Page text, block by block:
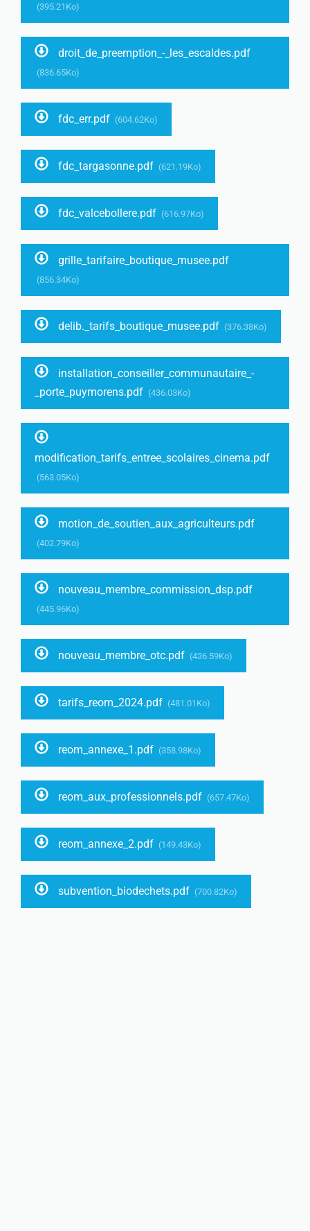
(395.21Ko)
droit_de_preemption_-_les_escaldes.pdf
(836.65Ko)
fdc_err.pdf (604.62Ko)
fdc_targasonne.pdf (621.19Ko)
fdc_valcebollere.pdf (616.97Ko)
grille_tarifaire_boutique_musee.pdf
(856.34Ko)
delib._tarifs_boutique_musee.pdf (376.38Ko)
installation_conseiller_communautaire_-
_porte_puymorens.pdf (436.03Ko)
modification_tarifs_entree_scolaires_cinema.pdf
(563.05Ko)
motion_de_soutien_aux_agriculteurs.pdf
(402.79Ko)
nouveau_membre_commission_dsp.pdf
(445.96Ko)
nouveau_membre_otc.pdf (436.59Ko)
tarifs_reom_2024.pdf (481.01Ko)
reom_annexe_1.pdf (358.98Ko)
reom_aux_professionnels.pdf (657.47Ko)
reom_annexe_2.pdf (149.43Ko)
subvention_biodechets.pdf (700.82Ko)